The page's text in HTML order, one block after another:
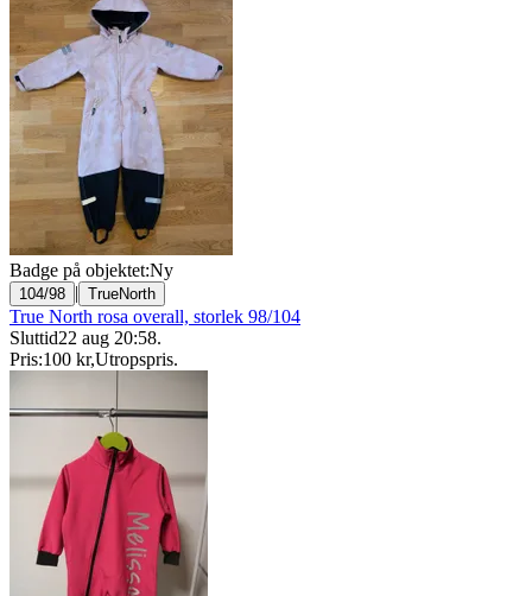
Badge på objektet:Ny
104/98 | TrueNorth
True North rosa overall, storlek 98/104
Sluttid22 aug 20:58.
Pris:100 kr,Utropspris.